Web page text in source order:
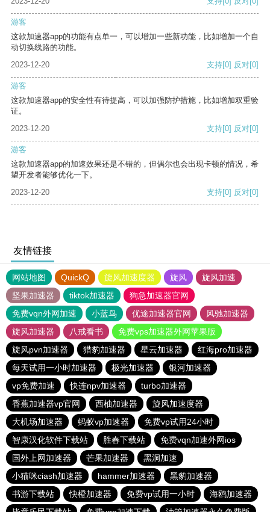
游客
这款加速器app的功能有点单一，可以增加一些新功能，比如增加一个自
动切换线路的功能。
2023-12-20
支持[0] 反对[0]
游客
这款加速器app的安全性有待提高，可以加强防护措施，比如增加双重验
证。
2023-12-20
支持[0] 反对[0]
游客
这款加速器app的加速效果还是不错的，但偶尔也会出现卡顿的情况，希
望开发者能够优化一下。
2023-12-20
支持[0] 反对[0]
友情链接
网站地图 QuickQ 旋风加速度器 旋风
旋风加速
坚果加速器
tiktok加速器
狗急加速器官网
免费vqn外网加速
小蓝鸟 优途加速器官网
风驰加速器
旋风加速器
八戒看书
免费vps加速器外网苹果版
旋风pvn加速器
猎豹加速器 星云加速器
红海pro加速器
每天试用一小时加速器
极光加速器
银河加速器
vp免费加速
快连npv加速器
turbo加速器
香蕉加速器vp官网
西柚加速器
旋风加速度器
大机场加速器
蚂蚁vp加速器
免费vp试用24小时
智康汉化软件下载站
胜春下载站
免费vqn加速外网ios
国外上网加速器
芒果加速器
黑洞加速
小猫咪ciash加速器
hammer加速器
黑豹加速器
书游下载站
快橙加速器 免费vp试用一小时
海鸥加速器